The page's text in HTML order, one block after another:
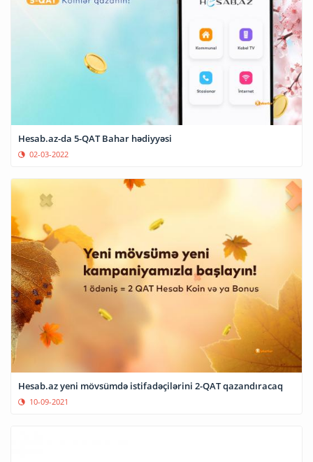
Hesab.az-da 5-QAT Bahar hədiyyəsi
02-03-2022
Hesab.az yeni mövsümdə istifadəçilərini 2-QAT qazandıracaq
10-09-2021